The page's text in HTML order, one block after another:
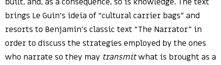
brings Le Guin’s ideia of “cultural carrier bags” and
resorts to Benjamin’s classic text “The Narrator” in
order to discuss the strategies employed by the ones
who narrate so they may transmitwhat is brought as a